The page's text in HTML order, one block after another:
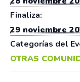
Finaliza:
29 noviembre
Categorías del
OTRAS